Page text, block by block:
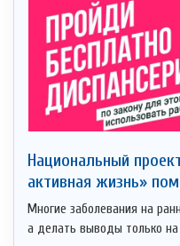
Национальный
активная жизнь»
Многие заболевания на
а делать выводы только на